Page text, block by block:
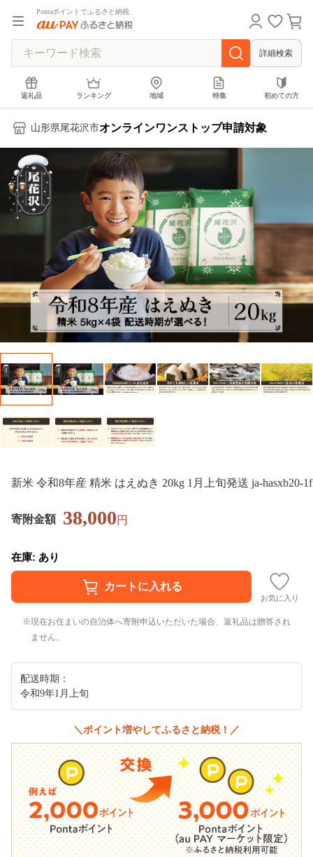
Pontaポイントでふるさと納税
詳細検索
返礼品 ランキング 地域 特集 初めての方
山形県尾花沢市オンラインワンストップ申請対象
新米 令和8年産 精米 はえぬき 20kg 1月上旬発送 ja-hasxb20-1f
寄附金額 38,000円
在庫: あり
お気に入り
現在お住まいの自治体へ寄附申込いただいた場合、返礼品は贈答され
ません。
配送時期：
令和9年1月上旬
＼ポイント増やしてふるさと納税！／